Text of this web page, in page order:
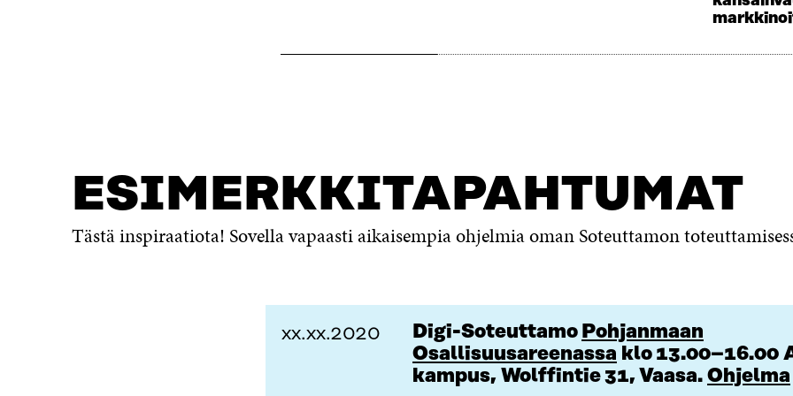
ESIMERKKITAPAHTUMAT
Tästä inspiraatiota! Sovella vapaasti aikaisempia ohjelmia oman Soteuttamon
xx.xx.2020 Digi-Soteuttamo Pohjanmaan
Osallisuusareenassa klo 13.00–16.00
kampus, Wolffintie 31, Vaasa. Ohjelma